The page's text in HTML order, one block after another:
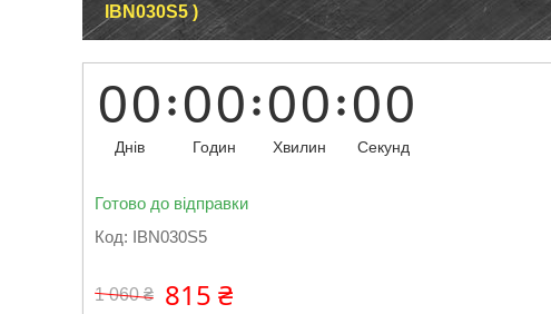
IBN030S5 )
00
Днів
00
Годин
00
Хвилин
00
Секунд
Готово до відправки
Код: IBN030S5
1 060 ₴ 815 ₴